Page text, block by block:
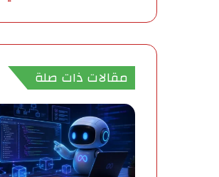
ي
ع
ة
ا
إ
ع
مقالات ذات صلة